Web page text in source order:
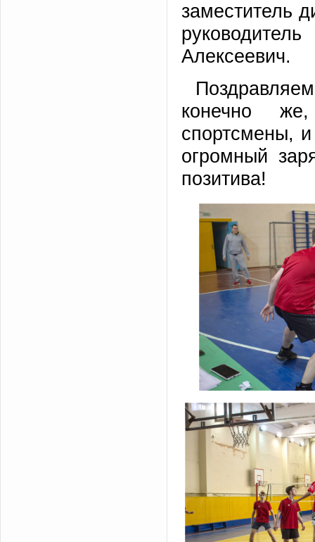
заместитель
Алексеевич.
конечно
спортсмены,
огромный
позитива!